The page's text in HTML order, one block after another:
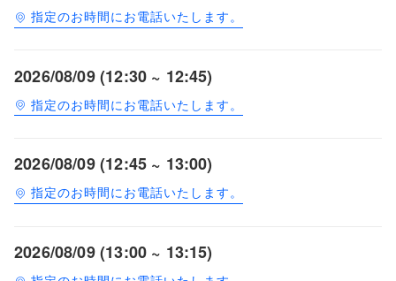
指定のお時間にお電話いたします。
2026/08/09 (12:30 ~ 12:45)
指定のお時間にお電話いたします。
2026/08/09 (12:45 ~ 13:00)
指定のお時間にお電話いたします。
2026/08/09 (13:00 ~ 13:15)